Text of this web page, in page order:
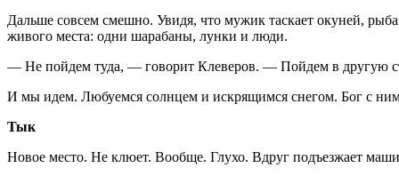
Дальше совсем смешно. Увидя, что мужик таскает окуней,
живого места: одни шарабаны, лунки и люди.
— Не пойдем туда, — говорит Клеверов. — Пойдем в другую
И мы идем. Любуемся солнцем и искрящимся снегом. Бог с
Тык
Новое место. Не клюет. Вообще. Глухо. Вдруг подъезжает